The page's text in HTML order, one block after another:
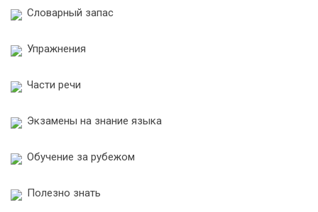
Словарный запас
Упражнения
Части речи
Экзамены на знание языка
Обучение за рубежом
Полезно знать